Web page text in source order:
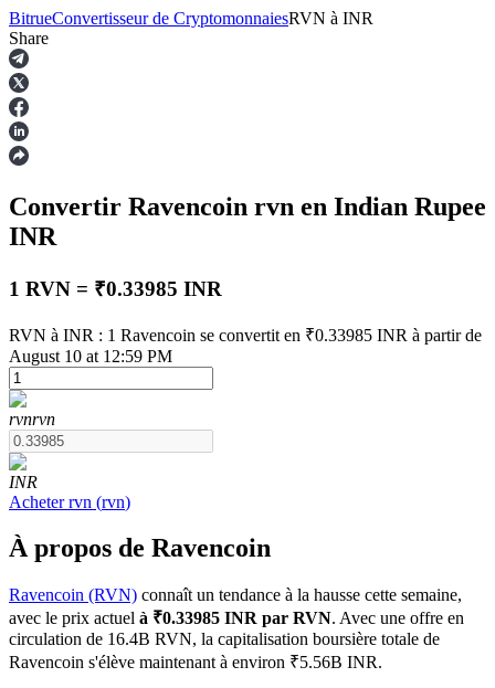
Contrats à terme
Futures USDT
Futures utilisant l'USDT comme garantie
Futures COIN-M
Contrats à terme sur crypto-monnaie
BitrueConvertisseur de CryptomonnaiesRVN à INR
Share
Convertir Ravencoin rvn en Indian Rupee
INR
1 RVN = ₹0.33985 INR
RVN à INR : 1 Ravencoin se convertit en ₹0.33985 INR à partir de
August 10 at 12:59 PM
rvnrvn
INR
Acheter rvn (rvn)
À propos de Ravencoin
Ravencoin (RVN) connaît un tendance à la hausse cette semaine,
avec le prix actuel à ₹0.33985 INR par RVN. Avec une offre en
circulation de 16.4B RVN, la capitalisation boursière totale de
Ravencoin s'élève maintenant à environ ₹5.56B INR.